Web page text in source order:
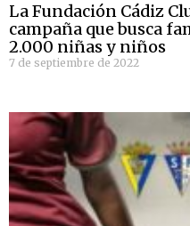
La Fundación Cádiz
campaña que busca
2.000 niñas y niños
7 de septiembre de 2022